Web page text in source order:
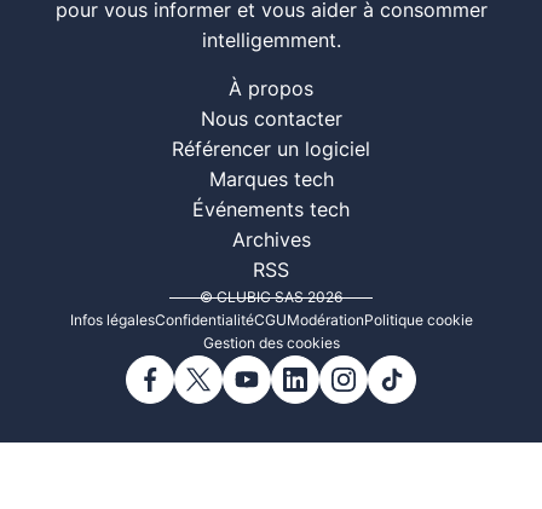
pour vous informer et vous aider à consommer
intelligemment.
À propos
Nous contacter
Référencer un logiciel
Marques tech
Événements tech
Archives
RSS
© CLUBIC SAS 2026
Infos légalesConfidentialitéCGUModérationPolitique cookie
Gestion des cookies